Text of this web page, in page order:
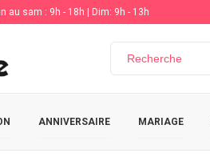
au sam : 9h - 18h | Dim: 9h - 13h
ANNIVERSAIRE MARIAGE